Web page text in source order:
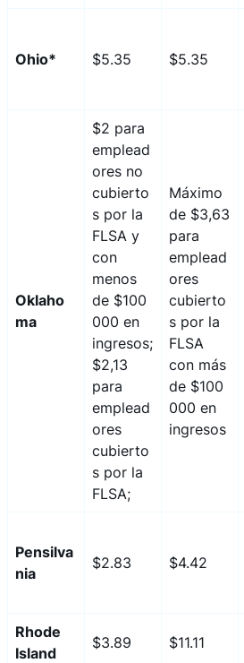
Ohio* $5.35 $5.35
Oklaho
ma
$2 para
emplead
ores no
cubierto
s por la
FLSA y
con
menos
de $100
000 en
ingresos;
$2,13
para
emplead
ores
cubierto
s por la
FLSA;
Máximo
de $3,63
para
emplead
ores
cubierto
s por la
FLSA
con más
de $100
000 en
ingresos
Pensilva
nia
$2.83 $4.42
Rhode
Island
$3.89 $11.11